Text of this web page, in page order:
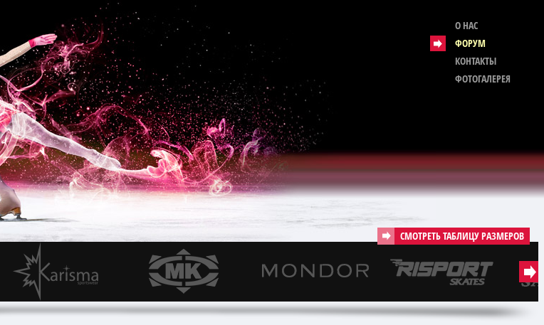
О НАС
ФОРУМ
КОНТАКТЫ
ФОТОГАЛЕРЕЯ
СМОТРЕТЬ ТАБЛИЦУ РАЗМЕРОВ